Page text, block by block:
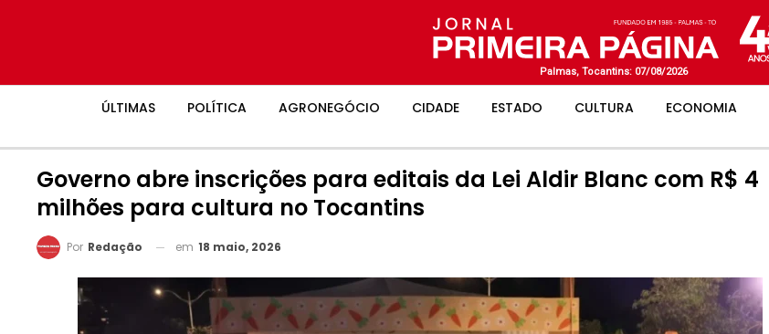
Palmas, Tocantins: 07/08/2026
ÚLTIMAS POLÍTICA AGRONEGÓCIO CIDADE ESTADO CULTURA ECONOMIA
Governo abre inscrições para editais da Lei Aldir Blanc com R$ 4
milhões para cultura no Tocantins
Por Redação em 18 maio, 2026